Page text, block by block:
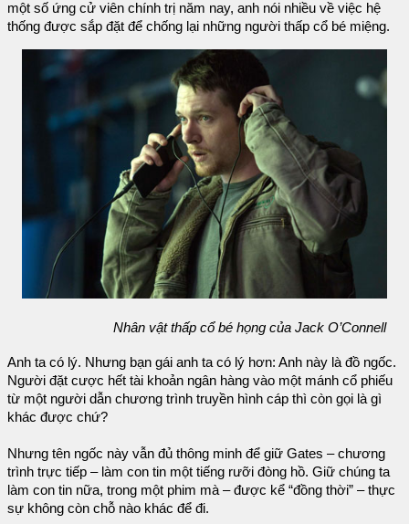
một số ứng cử viên chính trị năm nay, anh nói nhiều về việc hệ
thống được sắp đặt để chống lại những người thấp cổ bé miệng.
Nhân vật thấp cổ bé họng của Jack O’Connell
Anh ta có lý. Nhưng bạn gái anh ta có lý hơn: Anh này là đồ ngốc.
Người đặt cược hết tài khoản ngân hàng vào một mánh cổ phiếu
từ một người dẫn chương trình truyền hình cáp thì còn gọi là gì
khác được chứ?
Nhưng tên ngốc này vẫn đủ thông minh để giữ Gates – chương
trình trực tiếp – làm con tin một tiếng rưỡi đòng hồ. Giữ chúng ta
làm con tin nữa, trong một phim mà – được kể “đồng thời” – thực
sự không còn chỗ nào khác để đi.